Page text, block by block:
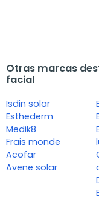
Otras marcas
facial
Isdin solar
Esthederm
Medik8
Frais monde
Acofar
Avene solar